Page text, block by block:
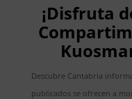
¡Disfruta
Descubre Cantabria
publicados se ofrecen a